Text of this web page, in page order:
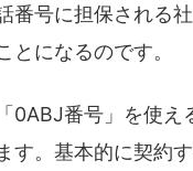
番号に担保される
とになるのです。
0ABJ番号」を使え
す。基本的に契約